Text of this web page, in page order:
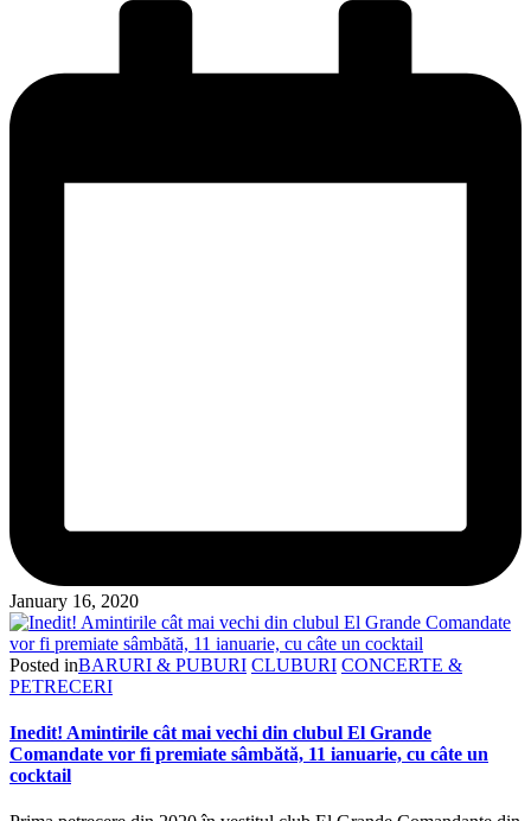
January 16, 2020
Posted inBARURI & PUBURI CLUBURI CONCERTE &
PETRECERI
Inedit! Amintirile cât mai vechi din clubul El Grande
Comandate vor fi premiate sâmbătă, 11 ianuarie, cu câte un
cocktail